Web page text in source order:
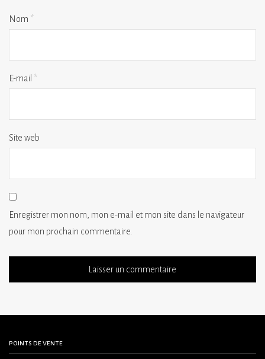
Nom *
E-mail *
Site web
Enregistrer mon nom, mon e-mail et mon site dans le navigateur
pour mon prochain commentaire.
points de vente